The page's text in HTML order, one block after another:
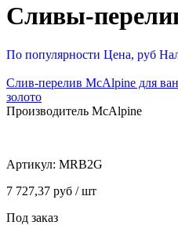
Сливы-
По популярности Цена, руб
Слив-перелив McAlpine для
золото
Производитель McAlpine
Артикул: MRB2G
7 727,37 руб / шт
Под заказ